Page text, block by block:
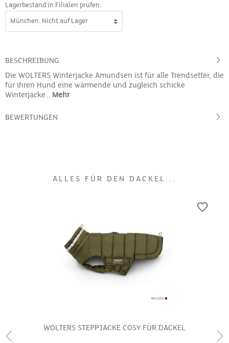
Lagerbestand in Filialen prüfen:
BESCHREIBUNG
Die WOLTERS Winterjacke Amundsen ist für alle Trendsetter, die
für ihren Hund eine wärmende und zugleich schicke
Winterjacke… Mehr
BEWERTUNGEN
ALLES FÜR DEN DACKEL...
WOLTERS STEPPJACKE COSY FÜR DACKEL